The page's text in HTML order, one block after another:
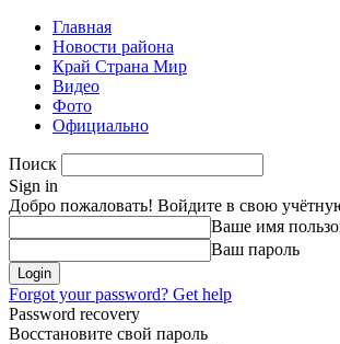
Главная
Новости района
Край Страна Мир
Видео
Фото
Официально
Поиск
Sign in
Добро пожаловать! Войдите в свою
Ваше имя
Ваш пароль
Forgot your password? Get help
Password recovery
Восстановите свой пароль